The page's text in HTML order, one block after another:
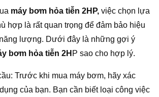
máy bơm hỏa tiễn 2HP, việc chọn lựa
hợp là rất quan trọng để đảm bảo hiệu
lượng. Dưới đây là những gợi ý
bơm hỏa tiễn 2H P sao cho hợp lý.
Trước khi mua máy bơm, hãy xác
của bạn. Bạn cần biết loại công việc